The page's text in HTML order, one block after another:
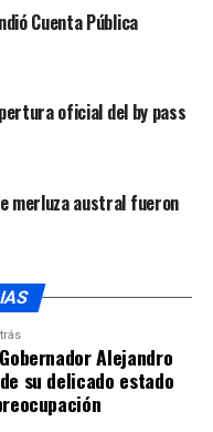
Cuenta Pública
oficial del by pass
merluza austral fueron
Alejandro
su delicado estado